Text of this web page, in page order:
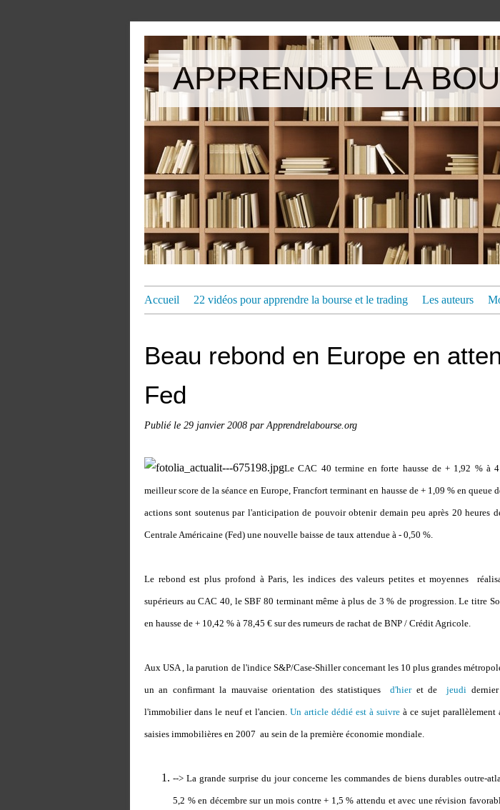
APPRENDRE LA
Accueil 22 vidéos pour apprendre la bourse et le trading Les auteurs
Beau rebond en Europe en
Fed
Publié le 29 janvier 2008 par Apprendrelabourse.org
Le CAC 40 termine en forte hausse de + 1,92 % à
meilleur score de la séance en Europe, Francfort terminant en hausse de + 1,09 % en queue
actions sont soutenus par l'anticipation de pouvoir obtenir demain peu après 20 heures
Centrale Américaine (Fed) une nouvelle baisse de taux attendue à - 0,50 %.
Le rebond est plus profond à Paris, les indices des valeurs petites et moyennes
supérieurs au CAC 40, le SBF 80 terminant même à plus de 3 % de progression. Le titre
en hausse de + 10,42 % à 78,45 € sur des rumeurs de rachat de BNP / Crédit Agricole.
Aux USA , la parution de l'indice S&P/Case-Shiller concernant les 10 plus grandes
un an confirmant la mauvaise orientation des statistiquesd'hieret dejeudi
l'immobilier dans le neuf et l'ancien. Un article dédié est à suivre à ce sujet parallèlement
saisies immobilières en 2007 au sein de la première économie mondiale.
--> La grande surprise du jour concerne les commandes de biens durables outre-
5,2 % en décembre sur un mois contre + 1,5 % attendu et avec une révision